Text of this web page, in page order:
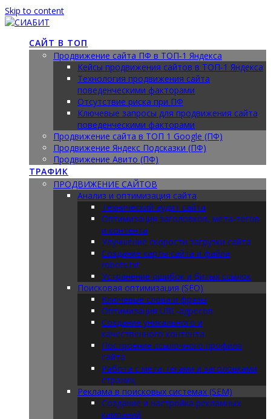
Skip to content
САЙТ В ТОП
Продвижение сайта ПФ в ТОП‑1 Яндекса
Кейсы продвижения сайтов в ТОП-1 Яндекса
Технология продвижения сайта
поведенческими факторами
Отсутствие риска при ПФ
Ключевые запросы для продвижения сайта
поведенческими факторами
Продвижение сайта в ТОП 1 Google (ПФ)
Продвижение Яндекс Подсказки (ПФ)
Продвижение Авито (ПФ)
ТРАФИК
ПРОДВИЖЕНИЕ САЙТОВ
Анализ и оптимизация сайта
Технический аудит сайта
Оптимизация заголовков, мета-тегов
и контента
Улучшение скорости загрузки сайта
Создание карты сайта и файла
robots.txt
Устранение ошибок и битых ссылок
Поисковая оптимизация (SEO)
Ключевые слова и фразы
Оптимизация URL-адресов
Создание уникального и
качественного контента
Построение ссылочного профиля
сайта
Работа с мета-тегами и заголовками
страниц
Реклама в поисковых системах (SEM)
Создание и настройка рекламных
кампаний